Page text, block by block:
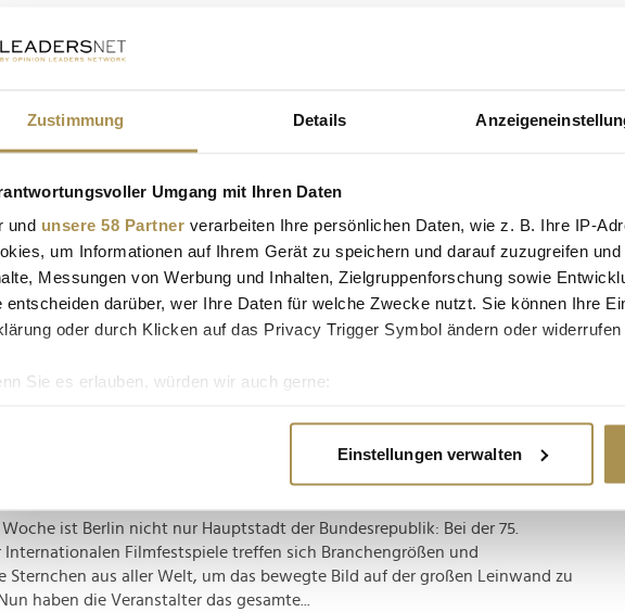
Zustimmung Details
Umgang mit Ihren Daten
und unsere 58 Partner verarbeiten Ihre persönlichen Daten, wie z. B. Ihre IP-
um Informationen auf Ihrem Gerät zu speichern und darauf zuzugreifen
Messungen von Werbung und Inhalten, Zielgruppenforschung sowie
entscheiden darüber, wer Ihre Daten für welche Zwecke nutzt. Sie können Ihre
oder durch Klicken auf das Privacy Trigger Symbol ändern oder widerrufen
Sie es erlauben, würden wir auch gerne:
Sie mehr darüber, wie Ihre persönlichen Daten verarbeitet werden, und
verwenden Cookies, um Inhalte und Anzeigen zu personalisieren, Funktionen für
die Zugriffe auf unsere Website zu analysieren. Außerdem geben wir
an unsere Partner für soziale Medien, Werbung und Analysen weiter.
Einstellungen verwalten
2 Treffer.
die genau diese Wortgruppe enthalten: Setzen Sie die gesuchten
Anführungszeichen: zb "Vorname Nachname".
und ZDF insgesamt dreifach im Wettbewerb vertreten
13. Februar verwandeln die 75. Internationalen Filmfestspiele Berlin - kurz
bundesdeutsche Hauptstadt für zehn Tage zum Hotspot der globalen
Besondere Beachtung wird dabei einmal mehr der prestigeträchtige
bei dem sich in diesem Jahr 19...
und Cumberbatch beehren die Filmfestspiele
ist Berlin nicht nur Hauptstadt der Bundesrepublik: Bei der 75.
Internationalen Filmfestspiele treffen sich Branchengrößen und
Sternchen aus aller Welt, um das bewegte Bild auf der großen Leinwand zu
haben die Veranstalter das gesamte...